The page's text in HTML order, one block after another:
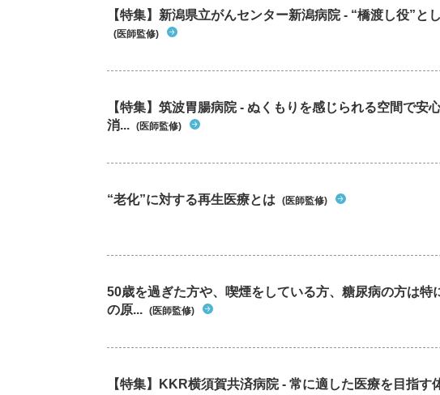
【特集】新潟県立がんセンター新潟病院 - “橋渡し役”と
(医師監修)
【特集】筑波胃腸病院 - ぬくもりを感じられる空間で安
消... (医師監修)
“老化”に対する再生医療とは (医師監修)
50歳を過ぎた方や、喫煙をしている方、糖尿病の方は特
の原... (医師監修)
【特集】KKR横須賀共済病院 - 常に適した医療を目指す